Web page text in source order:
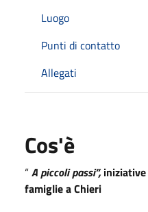
Luogo
Punti di contatto
Allegati
Cos'è
“ A piccoli passi”,iniziative
famigliea Chieri